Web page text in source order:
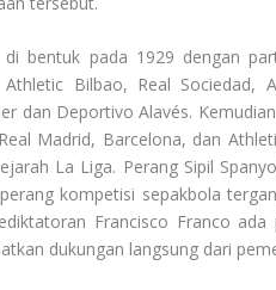
di bentuk pada 1929 dengan
Athletic Bilbao, Real Sociedad,
dan Deportivo Alavés.
Madrid, Barcelona, dan
La Liga. Perang Sipil
kompetisi sepakbola
Francisco Franco
dukungan langsung dari